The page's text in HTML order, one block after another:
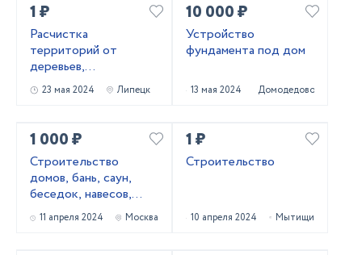
1 ₽
Расчистка
территорий от
деревьев,
кустарников и корней
23 мая 2024 Липецк
10 000 ₽
Устройство
фундамента под дом
13 мая 2024 Домодедово
1 000 ₽
Строительство
домов, бань, саун,
беседок, навесов,
террас, фундаментов
11 апреля 2024 Москва
1 ₽
Строительство
10 апреля 2024 Мытищи